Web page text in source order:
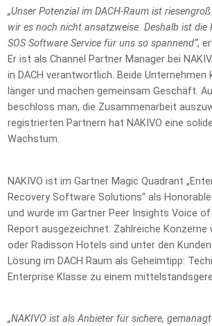
„Unser Potenzial im DACH-Raum ist
wir es noch nicht ansatzweise. Deshalb ist
SOS Software Service für uns so spannend“,
Er ist als Channel Partner Manager bei
in DACH verantwortlich. Beide Unternehmen
länger und machen gemeinsam Geschäft.
beschloss man, die Zusammenarbeit
registrierten Partnern hat NAKIVO eine
Wachstum.
NAKIVO ist im Gartner Magic Quadrant
Recovery Software Solutions“ als
und wurde im Gartner Peer Insights Voice
Report ausgezeichnet. Zahlreiche Konzerne
oder Radisson Hotels sind unter den
Lösung im DACH Raum als Geheimtipp:
Enterprise Klasse zu einem
„NAKIVO ist als Anbieter für sichere,